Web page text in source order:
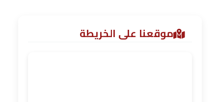
موقعنا على الخريطة